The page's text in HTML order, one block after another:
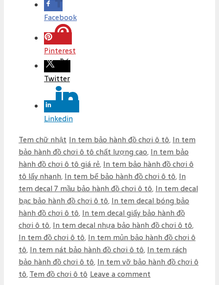
Facebook
Pinterest
Twitter
Linkedin
C
a
t
e
g
o
r
i
e
s
Tem chữ nhật T
a
g
s
In tem bảo hành đồ chơi ô tô, In tem
bảo hành đồ chơi ô tô chất lượng cao, In tem bảo
hành đồ chơi ô tô giá rẻ, In tem bảo hành đồ chơi ô
tô lấy nhanh, In tem bể bảo hành đồ chơi ô tô, In
tem decal 7 mầu bảo hành đồ chơi ô tô, In tem decal
bạc bảo hành đồ chơi ô tô, In tem decal bóng bảo
hành đồ chơi ô tô, In tem decal giấy bảo hành đồ
chơi ô tô, In tem decal nhựa bảo hành đồ chơi ô tô,
In tem đồ chơi ô tô, In tem mủn bảo hành đồ chơi ô
tô, In tem nát bảo hành đồ chơi ô tô, In tem rách
bảo hành đồ chơi ô tô, In tem vỡ bảo hành đồ chơi ô
tô,Tem đồ chơi ô tô Leave a comment